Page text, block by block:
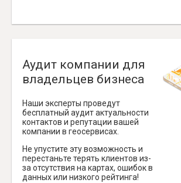
Аудит компании для
владельцев бизнеса
Наши эксперты проведут
бесплатный аудит актуальности
контактов и репутации вашей
компании в геосервисах.
Не упустите эту возможность и
перестаньте терять клиентов из-
за отсутствия на картах, ошибок в
данных или низкого рейтинга!